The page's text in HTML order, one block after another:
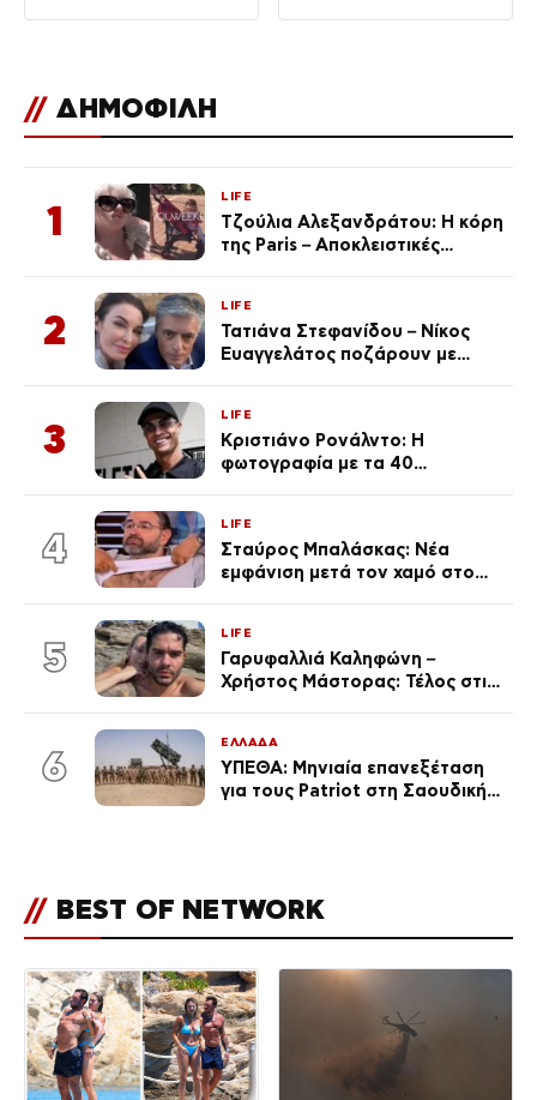
// ΔΗΜΟΦΙΛΗ
1
LIFE
Τζούλια Αλεξανδράτου: Η κόρη
της Paris – Αποκλειστικές
2
LIFE
Τατιάνα Στεφανίδου – Νίκος
Ευαγγελάτος ποζάρουν με
3
LIFE
Κριστιάνο Ρονάλντο: Η
φωτογραφία με τα 40
εκ. likes
4
LIFE
Σταύρος Μπαλάσκας: Νέα
εμφάνιση μετά τον χαμό στο
5
LIFE
Γαρυφαλλιά Καληφώνη –
Χρήστος Μάστορας: Τέλος στις
6
ΕΛΛΑΔΑ
ΥΠΕΘΑ: Μηνιαία επανεξέταση
για τους Patriot στη Σαουδική
// BEST OF NETWORK